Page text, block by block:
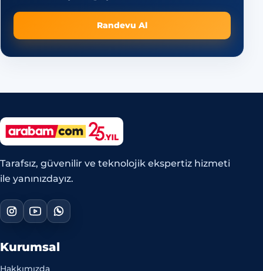
Randevu Al
Tarafsız, güvenilir ve teknolojik ekspertiz hizmeti
ile yanınızdayız.
Kurumsal
Hakkımızda